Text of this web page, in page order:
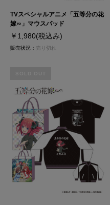
TVスペシャルアニメ「五等分の花
嫁∽」マウスパッド
￥1,980(税込み)
販売状況： 売り切れ